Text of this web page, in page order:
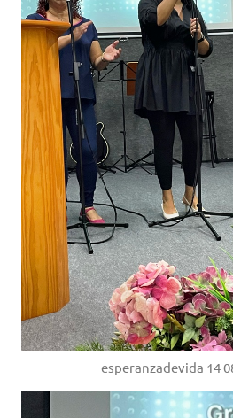
esperanzadevida 14